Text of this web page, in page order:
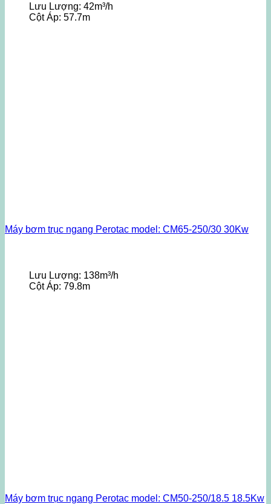
Lưu Lượng: 42m³/h
Cột Áp: 57.7m
Máy bơm trục ngang Perotac model: CM65-250/30 30Kw
Lưu Lượng: 138m³/h
Cột Áp: 79.8m
Máy bơm trục ngang Perotac model: CM50-250/18.5 18.5Kw